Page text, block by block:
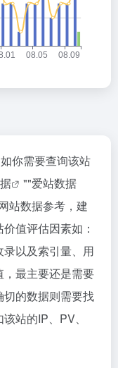
你需要查询该站
""爱站数据
站数据参考，建
值评估因素如：
以及索引量、用
，最主要还是需要
的数据则需要找
站的IP、PV、